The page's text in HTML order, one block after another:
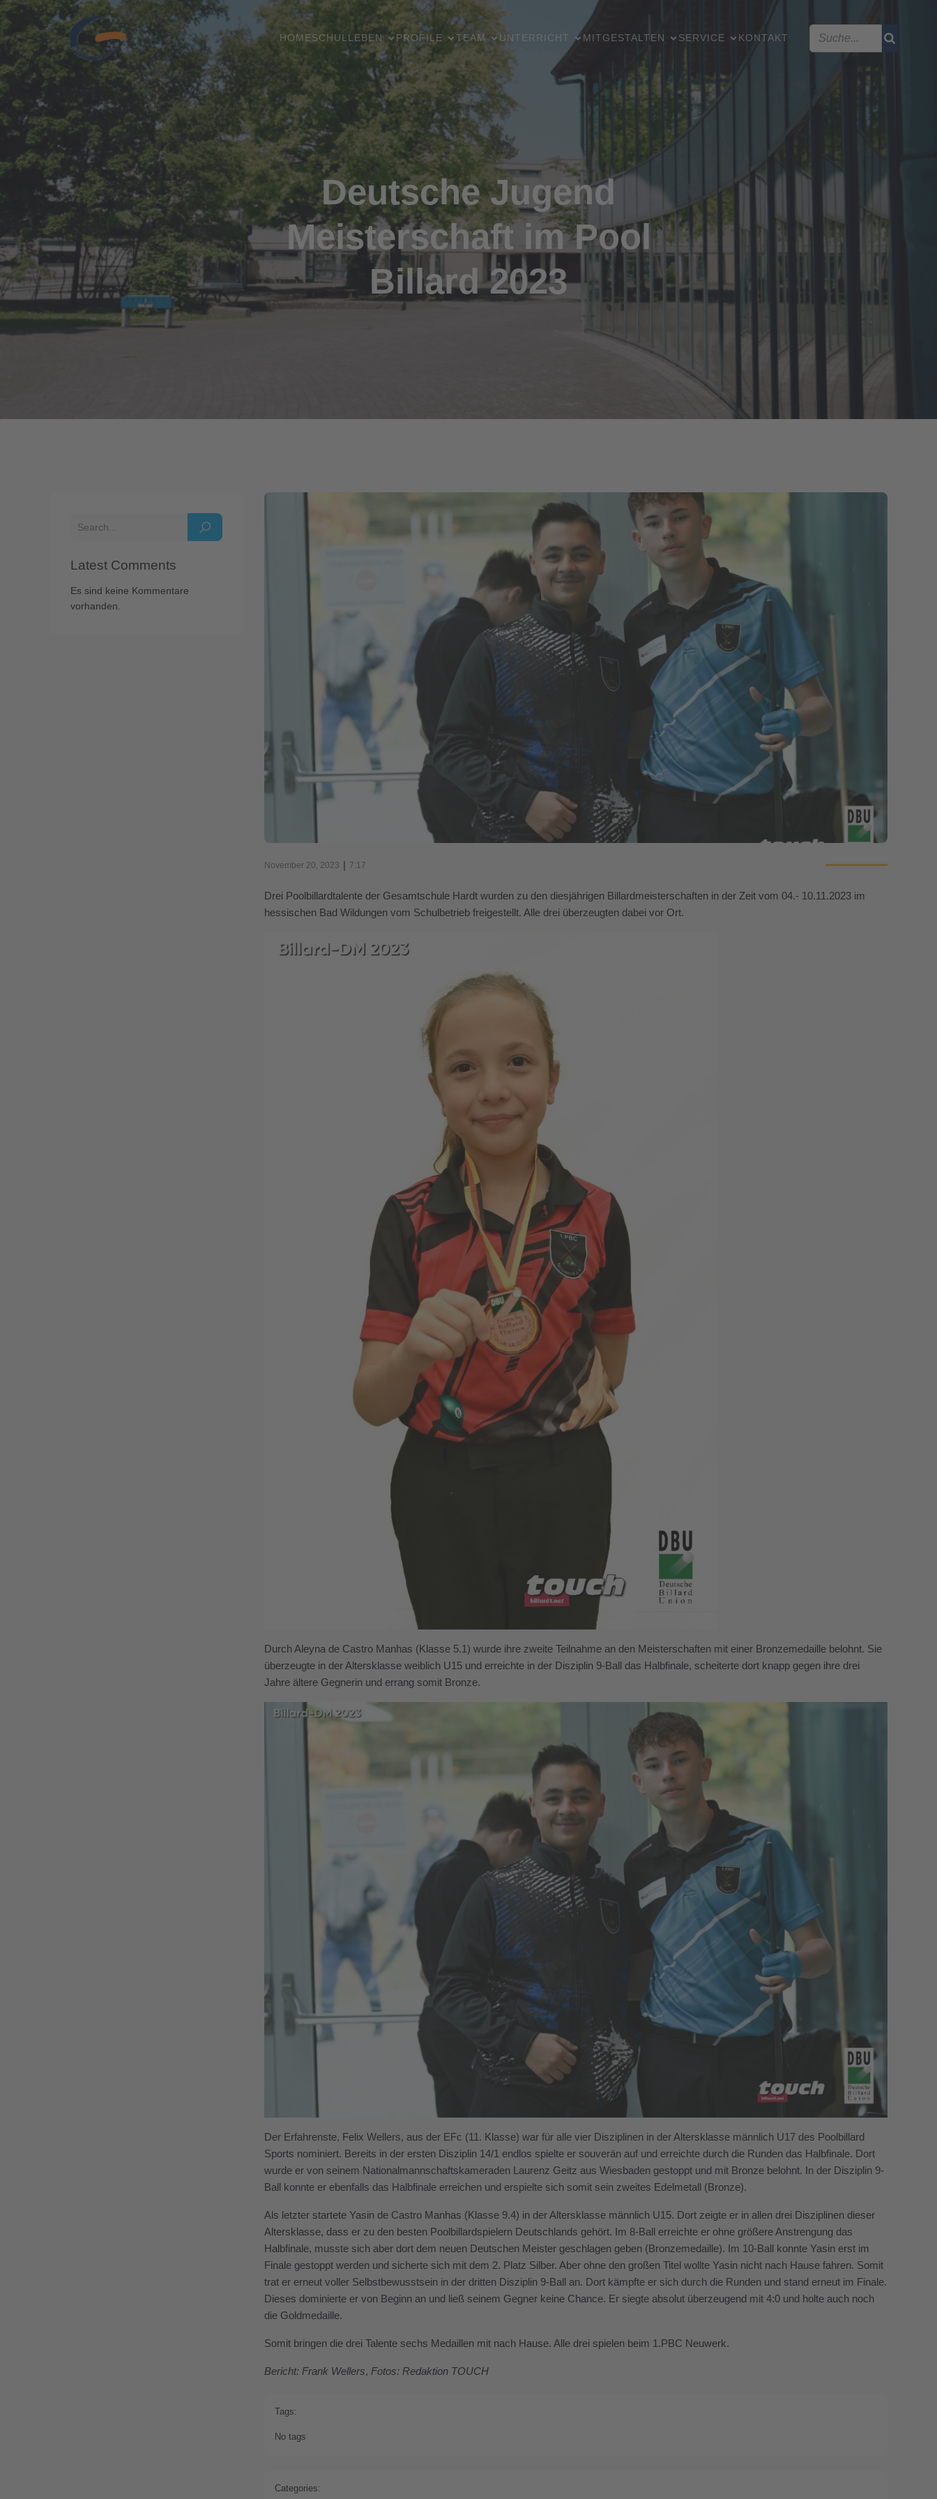
HOMESCHULLEBEN PROFILE TEAM UNTERRICHT MITGESTALTEN SERVICE KONTAKT
Deutsche Jugend
Meisterschaft im Pool
Billard 2023
Latest Comments
Es sind keine Kommentare
vorhanden.
November 20, 2023 | 7:17
Drei Poolbillardtalente der Gesamtschule Hardt wurden zu den diesjährigen Billardmeisterschaften in der Zeit vom 04.- 10.11.2023 im
hessischen Bad Wildungen vom Schulbetrieb freigestellt. Alle drei überzeugten dabei vor Ort.
Durch Aleyna de Castro Manhas (Klasse 5.1) wurde ihre zweite Teilnahme an den Meisterschaften mit einer Bronzemedaille belohnt. Sie
überzeugte in der Altersklasse weiblich U15 und erreichte in der Disziplin 9-Ball das Halbfinale, scheiterte dort knapp gegen ihre drei
Jahre ältere Gegnerin und errang somit Bronze.
Der Erfahrenste, Felix Wellers, aus der EFc (11. Klasse) war für alle vier Disziplinen in der Altersklasse männlich U17 des Poolbillard
Sports nominiert. Bereits in der ersten Disziplin 14/1 endlos spielte er souverän auf und erreichte durch die Runden das Halbfinale. Dort
wurde er von seinem Nationalmannschaftskameraden Laurenz Geitz aus Wiesbaden gestoppt und mit Bronze belohnt. In der Disziplin 9-
Ball konnte er ebenfalls das Halbfinale erreichen und erspielte sich somit sein zweites Edelmetall (Bronze).
Als letzter startete Yasin de Castro Manhas (Klasse 9.4) in der Altersklasse männlich U15. Dort zeigte er in allen drei Disziplinen dieser
Altersklasse, dass er zu den besten Poolbillardspielern Deutschlands gehört. Im 8-Ball erreichte er ohne größere Anstrengung das
Halbfinale, musste sich aber dort dem neuen Deutschen Meister geschlagen geben (Bronzemedaille). Im 10-Ball konnte Yasin erst im
Finale gestoppt werden und sicherte sich mit dem 2. Platz Silber. Aber ohne den großen Titel wollte Yasin nicht nach Hause fahren. Somit
trat er erneut voller Selbstbewusstsein in der dritten Disziplin 9-Ball an. Dort kämpfte er sich durch die Runden und stand erneut im Finale.
Dieses dominierte er von Beginn an und ließ seinem Gegner keine Chance. Er siegte absolut überzeugend mit 4:0 und holte auch noch
die Goldmedaille.
Somit bringen die drei Talente sechs Medaillen mit nach Hause. Alle drei spielen beim 1.PBC Neuwerk.
Bericht: Frank Wellers, Fotos: Redaktion TOUCH
Tags:
No tags
Categories: